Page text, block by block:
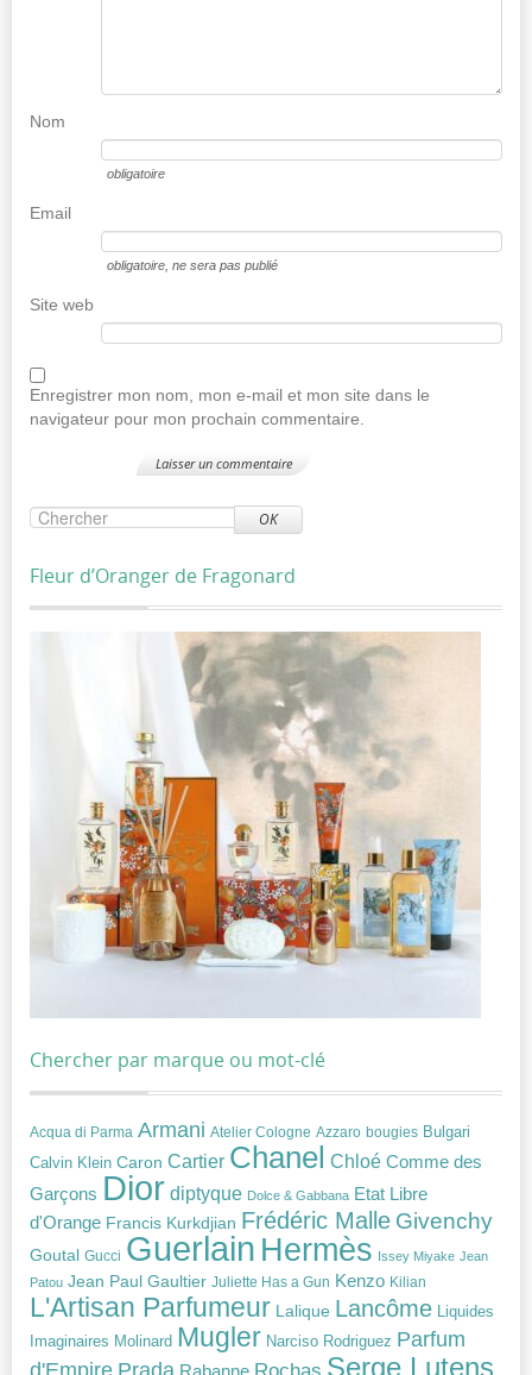
Nom
obligatoire
Email
obligatoire, ne sera pas publié
Site web
Enregistrer mon nom, mon e-mail et mon site dans le
navigateur pour mon prochain commentaire.
OK
Fleur d’Oranger de Fragonard
Chercher par marque ou mot-clé
Acqua di Parma Armani Atelier Cologne Azzaro bougies Bulgari
Calvin Klein Caron Cartier Chanel Chloé Comme des
Garçons Dior diptyque Dolce & Gabbana Etat Libre
d'Orange Francis Kurkdjian Frédéric Malle Givenchy
Goutal Gucci Guerlain Hermès Issey Miyake Jean
Patou Jean Paul Gaultier Juliette Has a Gun Kenzo Kilian
L'Artisan Parfumeur Lalique Lancôme Liquides
Imaginaires Molinard Mugler Narciso Rodriguez Parfum
d'Empire Prada Rochas Serge Lutens